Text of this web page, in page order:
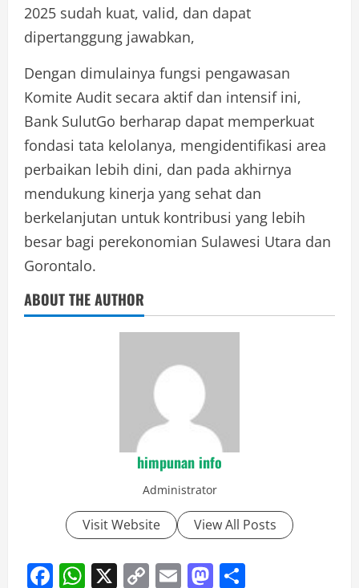
2025 sudah kuat, valid, dan dapat
dipertanggung jawabkan,
Dengan dimulainya fungsi pengawasan
Komite Audit secara aktif dan intensif ini,
Bank SulutGo berharap dapat memperkuat
fondasi tata kelolanya, mengidentifikasi area
perbaikan lebih dini, dan pada akhirnya
mendukung kinerja yang sehat dan
berkelanjutan untuk kontribusi yang lebih
besar bagi perekonomian Sulawesi Utara dan
Gorontalo.
ABOUT THE AUTHOR
himpunan info
Administrator
Visit Website View All Posts
Facebook
WhatsApp
X CopyEmailMastodon